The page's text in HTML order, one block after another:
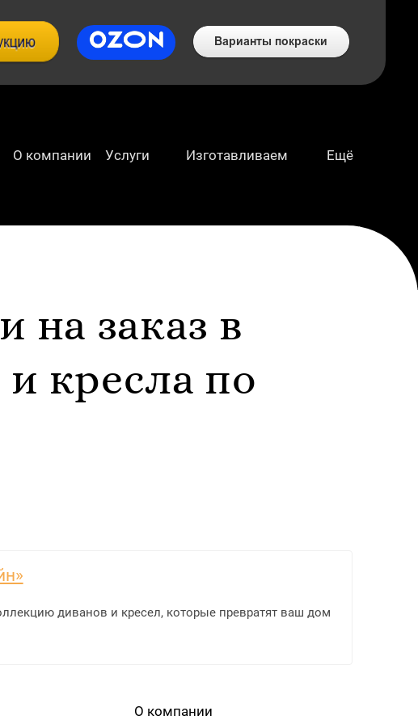
О компании Услуги Изготавливаем Ещё
на заказ в
кресла по
диванов и кресел, которые превратят ваш дом
О компании